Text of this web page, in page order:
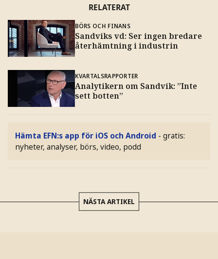
RELATERAT
BÖRS OCH FINANS
Sandviks vd: Ser ingen bredare
återhämtning i industrin
KVARTALSRAPPORTER
Analytikern om Sandvik: ”Inte
sett botten”
Hämta EFN:s app för iOS och Android - gratis:
nyheter, analyser, börs, video, podd
NÄSTA ARTIKEL